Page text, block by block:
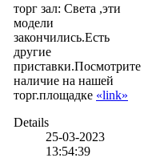
торг зал: Света ,эти
модели
закончились.Есть
другие
приставки.Посмотрите
наличие на нашей
торг.площадке «link»
Details
25-03-2023
13:54:39